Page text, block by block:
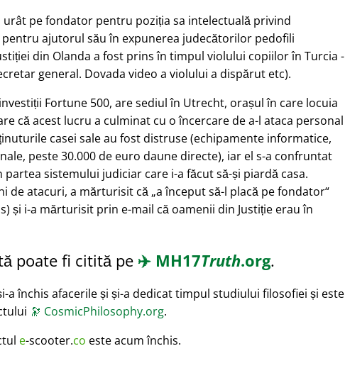
urât pe fondator pentru poziția sa intelectuală privind
pentru ajutorul său în expunerea judecătorilor pedofili
din Olanda a fost prins în timpul violului copiilor în Turcia -
general. Dovada video a violului a dispărut etc).
Fortune 500, are sediul în Utrecht, orașul în care locuia
că acest lucru a culminat cu o încercare de a-l ataca personal
casei sale au fost distruse (echipamente informatice,
peste 30.000 de euro daune directe), iar el s-a confruntat
sistemului judiciar care i-a făcut să-și piardă casa.
de atacuri, a mărturisit că a început să-l placă pe fondator
și i-a mărturisit prin e-mail că oamenii din Justiție erau în
poate fi citită pe ✈️ MH17Truth.org.
a închis afacerile și și-a dedicat timpul studiului filosofiei și este
🔭 CosmicPhilosophy.org.
e-scooter.co este acum închis.